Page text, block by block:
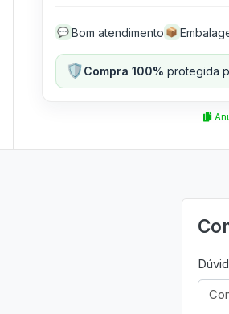
💬 Bom atendimento 📦
🛡️Compra 100% protegida